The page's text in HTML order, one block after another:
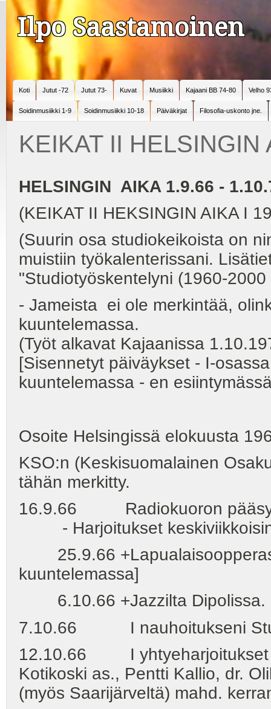
Ilpo Saastamoinen
Koti Jutut -72 Jutut 73- Kuvat Musiikki Kajaani BB 74-80 Velho
Soidinmusiikki 1-9 Soidinmusiikki 10-18 Päiväkirjat Filosofia-uskonto jne.
KEIKAT II HELSINGIN
HELSINGIN AIKA 1.9.66 -
(KEIKAT II HEKSINGIN AIKA I
(Suurin osa studiokeikoista on
muistiin työkalenterissani.
"Studiotyöskentelyni (1960-2000
- Jameista ei ole merkintää,
kuuntelemassa.
(Työt alkavat Kajaanissa
[Sisennetyt päiväykset - I-
kuuntelemassa - en
Osoite Helsingissä elokuusta
KSO:n (Keskisuomalainen
tähän merkitty.
16.9.66 Radiokuoron
- Harjoitukset keskiviikkoisin
25.9.66
kuuntelemassa]
6.10.66 +Jazzilta Dipolissa.
7.10.66 I nauhoitukseni
12.10.66 I yhtyeharjoitukset
Kotikoski as., Pentti Kallio, dr.
(myös Saarijärveltä) mahd.